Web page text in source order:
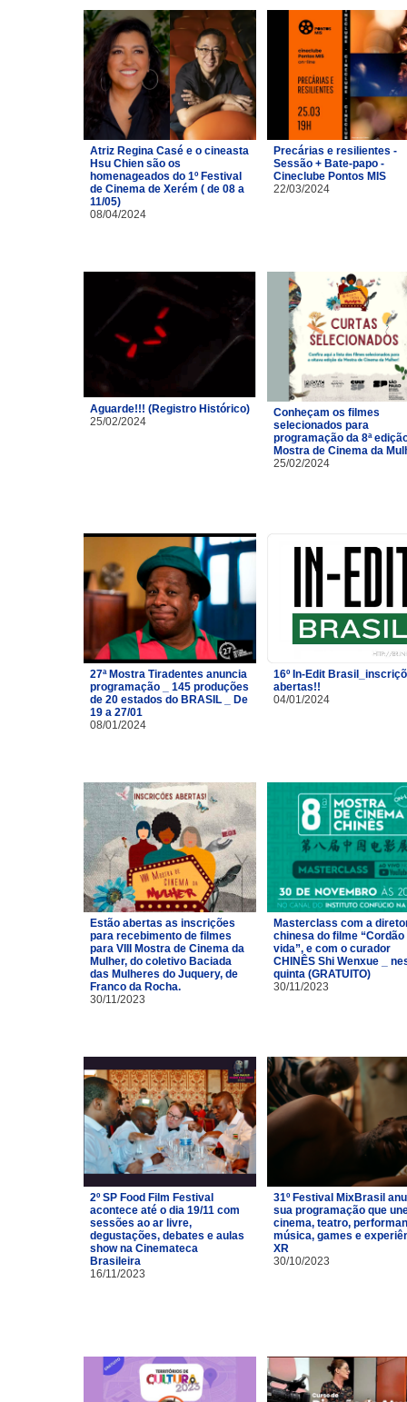
Atriz Regina Casé e o cineasta
Hsu Chien são os
homenageados do 1º Festival
de Cinema de Xerém ( de 08 a
11/05)
08/04/2024
Precárias e resilientes -
Sessão + Bate-papo -
Cineclube Pontos MIS
22/03/2024
Aguarde!!! (Registro Histórico)
25/02/2024
Conheçam os filmes
selecionados para
programação da 8ª
Mostra de Cinema da
25/02/2024
27ª Mostra Tiradentes anuncia
programação _ 145 produções
de 20 estados do BRASIL _ De
19 a 27/01
08/01/2024
16º In-Edit
abertas!!
04/01/2024
Estão abertas as inscrições
para recebimento de filmes
para VIII Mostra de Cinema da
Mulher, do coletivo Baciada
das Mulheres do Juquery, de
Franco da Rocha.
30/11/2023
Masterclass com a
chinesa do filme “Cordão
vida”, e com o curador
CHINÊS Shi Wenxue _
quinta (GRATUITO)
30/11/2023
2º SP Food Film Festival
acontece até o dia 19/11 com
sessões ao ar livre,
degustações, debates e aulas
show na Cinemateca
Brasileira
16/11/2023
31º Festival MixBrasil
sua programação que
cinema, teatro,
música, games e
XR
30/10/2023